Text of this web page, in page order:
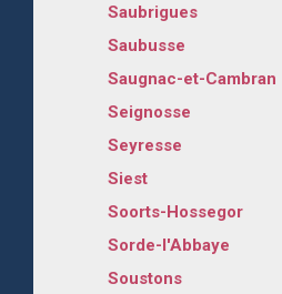
Saubrigues
Saubusse
Saugnac-et-Cambran
Seignosse
Seyresse
Siest
Soorts-Hossegor
Sorde-l'Abbaye
Soustons